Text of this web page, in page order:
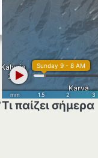
Τι παίζει σήμερα